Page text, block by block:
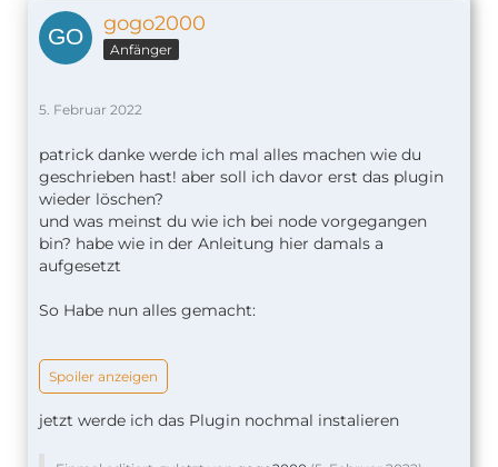
gogo2000
Anfänger
5. Februar 2022
patrick danke werde ich mal alles machen wie du
geschrieben hast! aber soll ich davor erst das plugin
wieder löschen?
und was meinst du wie ich bei node vorgegangen
bin? habe wie in der Anleitung hier damals a
aufgesetzt
So Habe nun alles gemacht:
Spoiler anzeigen
jetzt werde ich das Plugin nochmal instalieren